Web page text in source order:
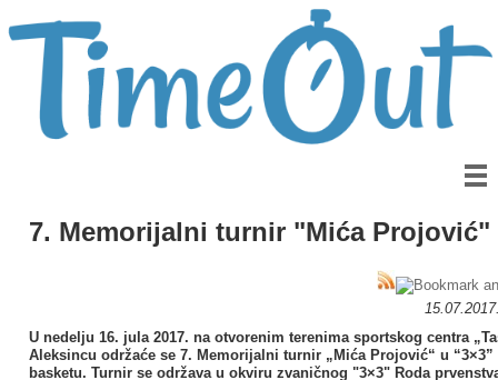
7. Memorijalni turnir "Mića Projović"
U nedelju 16. jula 2017. na otvorenim terenima sportskog centra
Aleksincu održaće se 7. Memorijalni turnir „Mića Projović“ u “3×3”
basketu. Turnir se održava u okviru zvaničnog "3×3" Roda